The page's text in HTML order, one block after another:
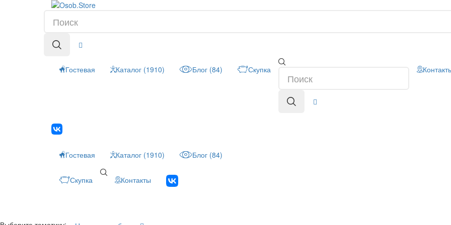
Гостевая Каталог (1910) Блог (84) Скупка
Гостевая Каталог (1910) Блог (84)
Скупка Контакты